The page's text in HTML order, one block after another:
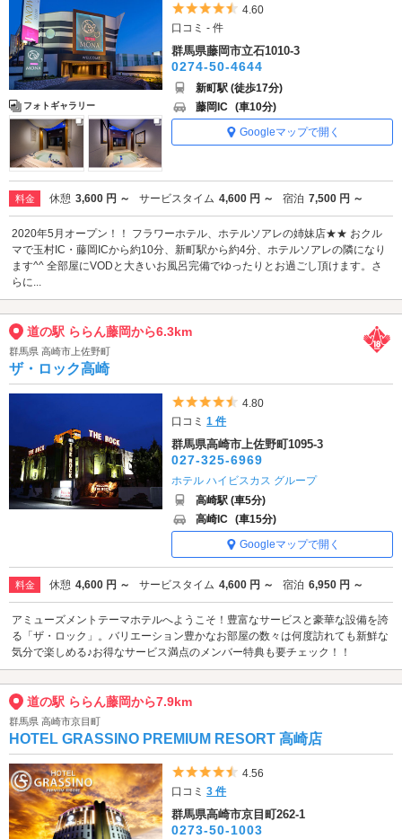
フォトギャラリー
5つ星のうち4.5
4.60
口コミ - 件
群馬県藤岡市立石1010-3
0274-50-4644
新町駅 (徒歩17分)
藤岡IC (車10分)
Googleマップで開く
料金 休憩 3,600 円 ～ サービスタイム 4,600 円 ～ 宿泊 7,500 円 ～
2020年5月オープン！！ フラワーホテル、ホテルソアレの姉妹店★★ おクル
マで玉村IC・藤岡ICから約10分、新町駅から約4分、ホテルソアレの隣になり
ます^^ 全部屋にVODと大きいお風呂完備でゆったりとお過ごし頂けます。さ
らに...
道の駅 ららん藤岡から6.3km
群馬県 高崎市上佐野町
ザ・ロック高崎
5つ星のうち4.5
4.80
口コミ1 件
群馬県高崎市上佐野町1095-3
027-325-6969
ホテル ハイビスカス グループ
高崎駅 (車5分)
高崎IC (車15分)
Googleマップで開く
料金 休憩 4,600 円 ～ サービスタイム 4,600 円 ～ 宿泊 6,950 円 ～
アミューズメントテーマホテルへようこそ！豊富なサービスと豪華な設備を誇
る「ザ・ロック」。バリエーション豊かなお部屋の数々は何度訪れても新鮮な
気分で楽しめる♪お得なサービス満点のメンバー特典も要チェック！！
道の駅 ららん藤岡から7.9km
群馬県 高崎市京目町
HOTEL GRASSINO PREMIUM RESORT 高崎店
5つ星のうち4.5
4.56
口コミ3 件
群馬県高崎市京目町262-1
0273-50-1003